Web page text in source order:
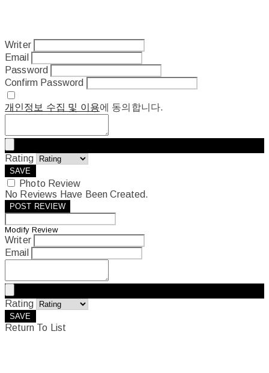
Writer
Email
Password
Confirm Password
개인정보 수집 및 이용에 동의합니다.
Rating
SAVE
Photo Review
No Reviews Have Been Created.
POST REVIEW
Modify Review
Writer
Email
Rating
SAVE
Return To List